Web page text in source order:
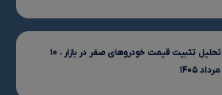
تحلیل تثبیت قیمت خودروهای صفر در بازار ، ۱۰
مرداد ۱۴۰۵